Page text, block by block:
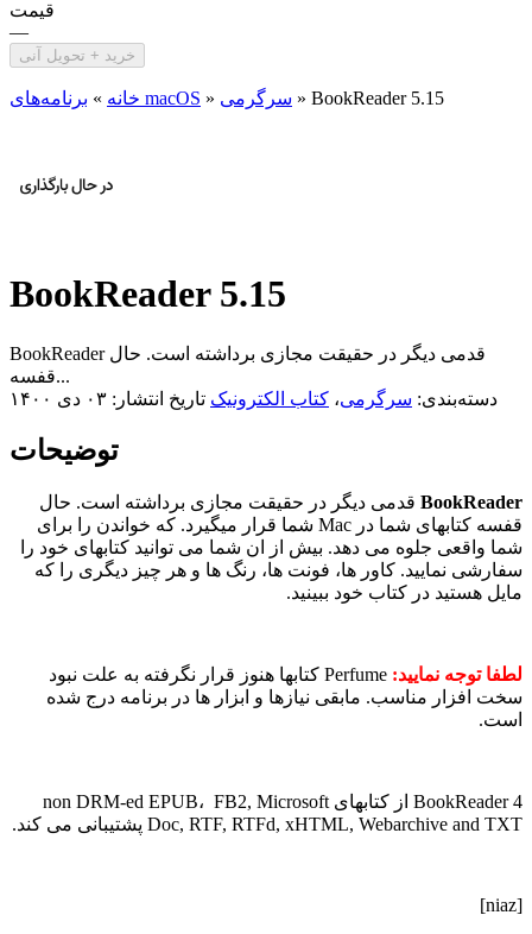
قیمت
—
خرید + تحویل آنی
خانه » برنامه‌های macOS » سرگرمی » BookReader 5.15
BookReader 5.15
BookReader قدمی دیگر در حقیقت مجازی برداشته است. حال
قفسه...
دسته‌بندی: سرگرمی، کتاب الکترونیک تاریخ انتشار: ۰۳ دی ۱۴۰۰
توضیحات
BookReader قدمی دیگر در حقیقت مجازی برداشته است. حال
قفسه کتابهای شما در Mac شما قرار میگیرد. که خواندن را برای
شما واقعی جلوه می دهد. بیش از ان شما می توانید کتابهای خود را
سفارشی نمایید. کاور ها، فونت ها، رنگ ها و هر چیز دیگری را که
مایل هستید در کتاب خود ببینید.
لطفا توجه نمایید:
Perfume کتابها هنوز قرار نگرفته به علت نبود
سخت افزار مناسب. مابقی نیازها و ابزار ها در برنامه درج شده
است.
BookReader 4 از کتابهای non DRM-ed EPUB، FB2, Microsoft
Doc, RTF, RTFd, xHTML, Webarchive and TXT پشتیبانی می کند.
[niaz]